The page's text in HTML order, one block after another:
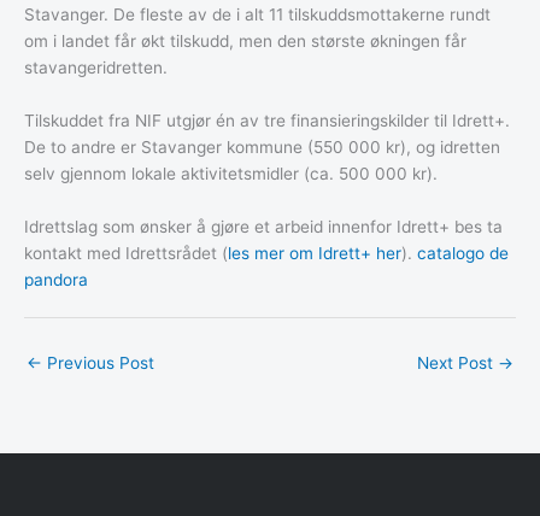
Stavanger. De fleste av de i alt 11 tilskuddsmottakerne rundt
om i landet får økt tilskudd, men den største økningen får
stavangeridretten.
Tilskuddet fra NIF utgjør én av tre finansieringskilder til Idrett+.
De to andre er Stavanger kommune (550 000 kr), og idretten
selv gjennom lokale aktivitetsmidler (ca. 500 000 kr).
Idrettslag som ønsker å gjøre et arbeid innenfor Idrett+ bes ta
kontakt med Idrettsrådet (les mer om Idrett+ her). catalogo de
pandora
← Previous Post Next Post →